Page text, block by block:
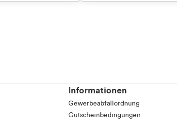
Informationen
Gewerbeabfallordnung
Gutscheinbedingungen